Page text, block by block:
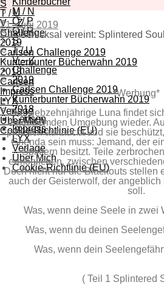
S
T / U
V – Z
Challenge
2019
Carlsen Challenge 2019
Kunterbunter Bücherwahn 2019
2018
Carlsen
Impress
LYX
Verlage
Über Mich
Cookie-Richtlinie (EU)
M / N
O / P
Q / R
S
T / U
V – Z
Challenge
2019
Carlsen Challenge 2019
Kunterbunter Bücherwahn 2019
2018
Carlsen
Impress
LYX
Verlage
Über Mich
Cookie-Richtlinie (EU)
21. Juni 2019
Das Schicksal vereint: Splintered
*Werbung*
Die siebzehnjährige Luna findet
einer fremden Umgebung wieder.
plötzlich auftaucht und sie
Ghenda sein muss: Jemand, der
Splittern besitzt. Teile
ermöglichen, zwischen
Doch nicht nur die Blackouts stellen
auch der Geisterwolf, der
soll.
Was, wenn deine Seele in zwei
Was, wenn du deinen
Was, wenn dein
( Teil 1 Splintered